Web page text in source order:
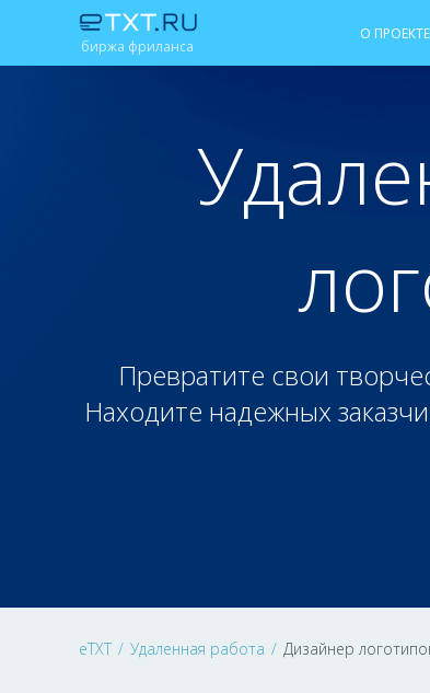
биржа фриланса
О ПРОЕКТЕ
Превратите свои
Находите надежных
eTXT / Удаленная работа / Дизайнер